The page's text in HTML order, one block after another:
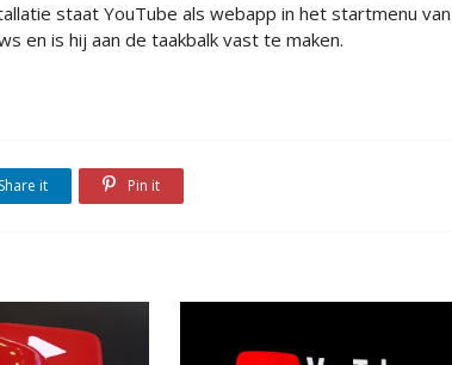
staat YouTube als webapp in het startmenu van
en is hij aan de taakbalk vast te maken.
Share it Pin it